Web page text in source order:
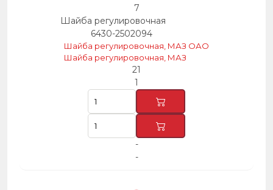
7
Шайба регулировочная
6430-2502094
Шайба регулировочная, МАЗ ОАО
Шайба регулировочная, МАЗ
21
1
-
-